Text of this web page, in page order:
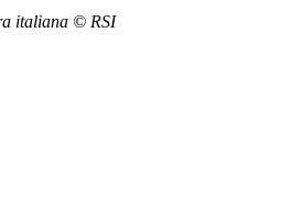
italiana © RSI